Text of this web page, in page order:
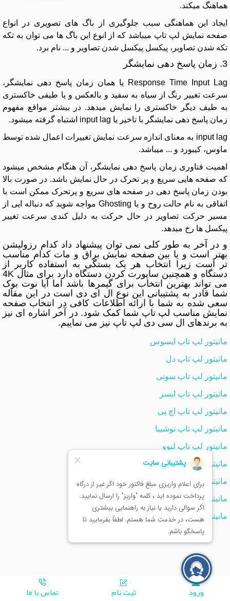
هماهنگ میکند.
ایجاد این هماهنگی سبب جلوگیری از باگ های تصویری در انواع
صفحه نمایش لپ تاپ میباشد که از انوع این باگ ها می توان به تکه
تکه شدن تصاویر، پیکسل پیکسل شدن تصاویر و ... نام برد.
3. زمان پاسخ دهی نمایشگر
Response Time Input Lag یا همان زمان پاسخ دهی نمایشگر،
سرعت تغییر رنگ از سیاه به سفید و بالعکس و یا طیفی خاکستری
به طیف دیگر خاکستری را نمایش میدهد. در بیشتر مواقع مفهوم
زمان پاسخ دهی نمایشگر با تاخیر یا input lag اشتباه گرفته میشود.
input lag به معنای اندازه سرعت نمایش تغییرات اعمال شده توسط
ماوس، کیبورد و ... میباشد.
اهمیت فناوری زمان پاسخ دهی نمایشگر، آن هنگام مشخص میشود
که صفحه هایی سریع و پر تحرک در حال نمایش باشد. در صورت بالا
بودن زمان پاسخ دهی در صفحه های سریع و پرتحرک ممکن است با
اتفاقی به نام حالت روح و یا Ghosting مواجه شوید که دنباله ایی از
مسیر حرکت تصاویر در حال حرکت به دلیل کندی سرعت تغییر
پیکسل ها رخ میدهد.
و در آخر به طور کلی نمی توان پیشنهاد داد کدام رزولیشن
بهتر است و یا بین صفحه نمایش براق و مات کدام مناسب
تر است زیرا انتخاب هر یک بستگی به استفاده کاربر از
دستگاه و همچنین ساپورت کردن دستگاه دارد برای مثال 4K
می تواند بهترین انتخاب برای گیمرها باشد اما آیا نوت بوک
شما قادر به پشتیبانی این نوع ال ای دی است در این مقاله
سعی شده به شما با ارائه اطلاعات کافی در انتخاب صفحه
نمایش مناسب لپ تاپ شما کمک شود. در آخر اشاره ای نیز
به برندهای ال سی دی لپ تاپ نیز می نماییم.
مانیتور لپ تاپ ایسوس
مانیتور لپ تاپ دل
مانیتور لپ تاپ سونی
مانیتور لپ تاپ ایسر
مانیتور لپ تاپ اچ پی
مانیتور لپ تاپ توشیبا
مانیتور لپ تاپ لنوو
مانیتور لپ تاپ اپل
مانیتور لپ تاپ سامسونگ
مانیتور لپ تاپ ام اس آی
مانیتور لپ تاپ فوجیتسو
ورود ثبت نام تماس با ما